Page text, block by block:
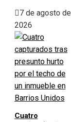
7 de agosto de
2026
Cuatro